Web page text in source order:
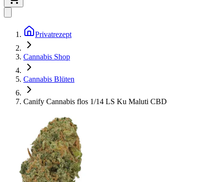
Privatrezept
Cannabis Shop
Cannabis Blüten
Canify Cannabis flos 1/14 LS Ku Maluti CBD